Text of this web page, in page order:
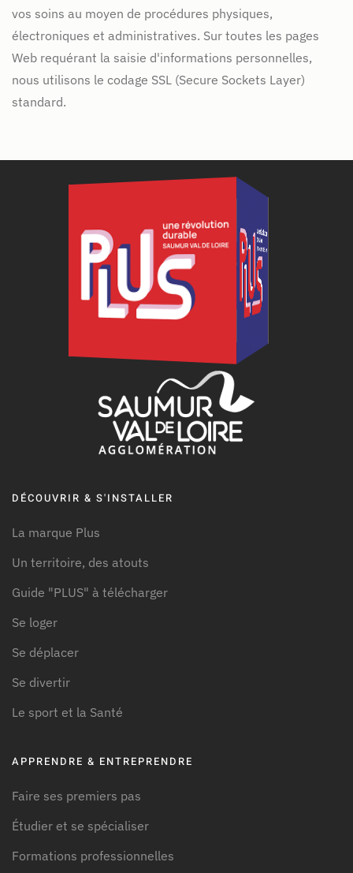
vos soins au moyen de procédures physiques,
électroniques et administratives. Sur toutes les pages
Web requérant la saisie d'informations personnelles,
nous utilisons le codage SSL (Secure Sockets Layer)
standard.
DÉCOUVRIR & S'INSTALLER
La marque Plus
Un territoire, des atouts
Guide "PLUS" à télécharger
Se loger
Se déplacer
Se divertir
Le sport et la Santé
APPRENDRE & ENTREPRENDRE
Faire ses premiers pas
Étudier et se spécialiser
Formations professionnelles